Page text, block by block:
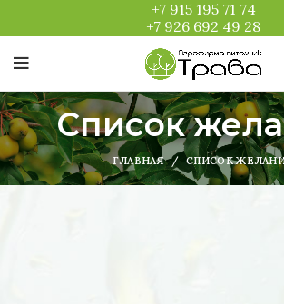
+7 915 195 71 74
+7 926 692 49 28
Список
ГЛАВНАЯ СПИСОК